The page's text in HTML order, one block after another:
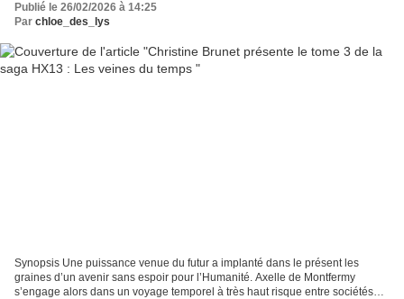
Publié le 26/02/2026 à 14:25
Par chloe_des_lys
Synopsis Une puissance venue du futur a implanté dans le présent les
graines d’un avenir sans espoir pour l’Humanité. Axelle de Montfermy
s’engage alors dans un voyage temporel à très haut risque entre sociétés